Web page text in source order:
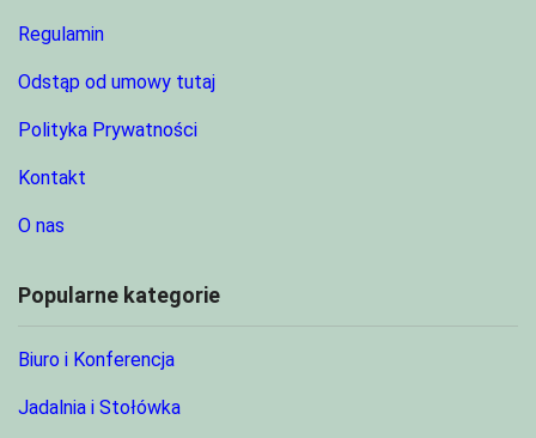
Regulamin
Odstąp od umowy tutaj
Polityka Prywatności
Kontakt
O nas
Popularne kategorie
Biuro i Konferencja
Jadalnia i Stołówka